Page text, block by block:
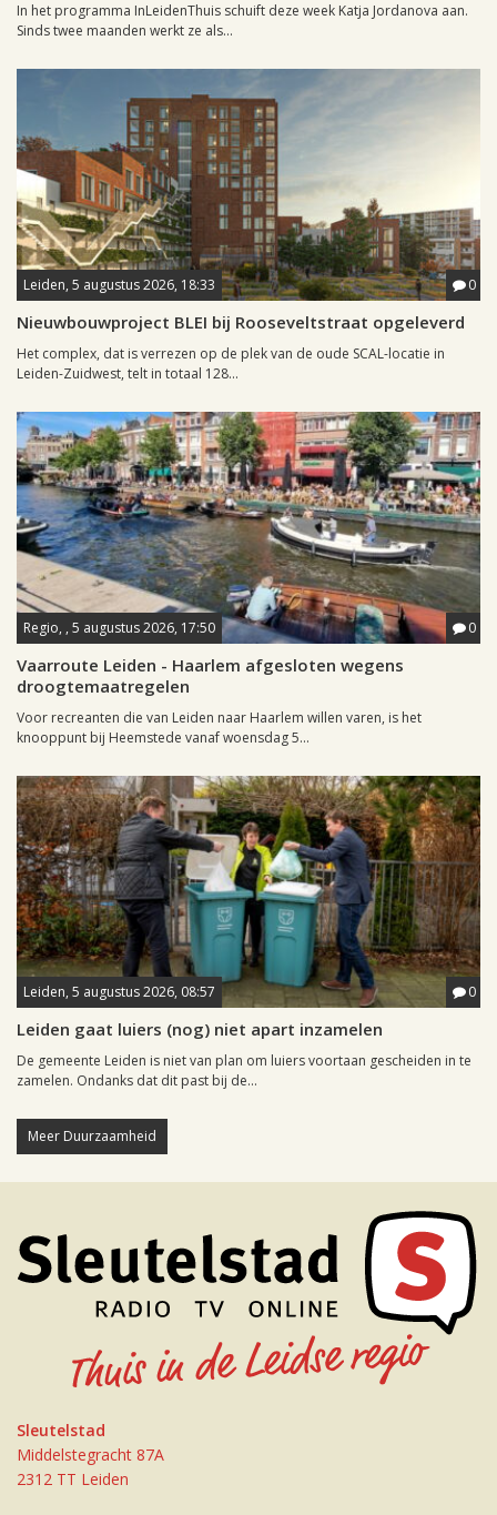
In het programma InLeidenThuis schuift deze week Katja Jordanova aan.
Sinds twee maanden werkt ze als...
Leiden, 5 augustus 2026, 18:33 0
Nieuwbouwproject BLEI bij Rooseveltstraat opgeleverd
Het complex, dat is verrezen op de plek van de oude SCAL-locatie in
Leiden-Zuidwest, telt in totaal 128...
Regio, , 5 augustus 2026, 17:50 0
Vaarroute Leiden - Haarlem afgesloten wegens
droogtemaatregelen
Voor recreanten die van Leiden naar Haarlem willen varen, is het
knooppunt bij Heemstede vanaf woensdag 5...
Leiden, 5 augustus 2026, 08:57 0
Leiden gaat luiers (nog) niet apart inzamelen
De gemeente Leiden is niet van plan om luiers voortaan gescheiden in te
zamelen. Ondanks dat dit past bij de...
Meer Duurzaamheid
Sleutelstad
Middelstegracht 87A
2312 TT Leiden